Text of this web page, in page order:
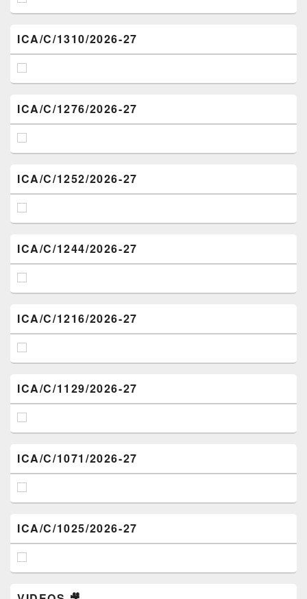
ICA/C/1310/2026-27
ICA/C/1276/2026-27
ICA/C/1252/2026-27
ICA/C/1244/2026-27
ICA/C/1216/2026-27
ICA/C/1129/2026-27
ICA/C/1071/2026-27
ICA/C/1025/2026-27